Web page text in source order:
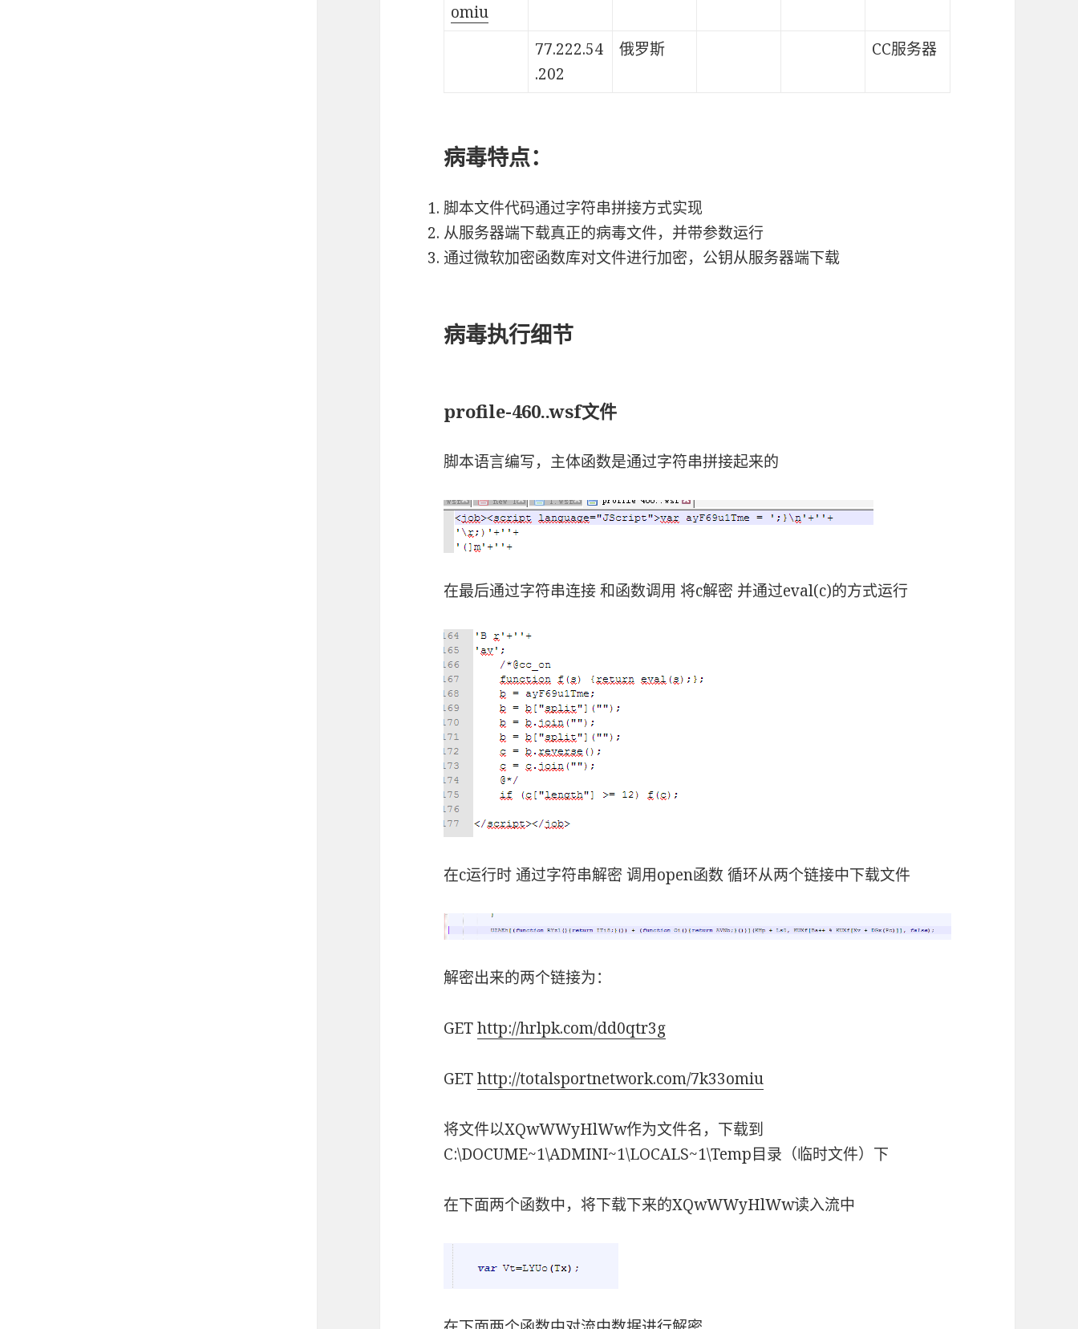
omiu
77.222.54
.202
俄罗斯 CC服务器
病毒特点：
脚本文件代码通过字符串拼接方式实现
从服务器端下载真正的病毒文件，并带参数运行
通过微软加密函数库对文件进行加密，公钥从服务器端下载
病毒执行细节
profile-460..wsf文件
脚本语言编写，主体函数是通过字符串拼接起来的
在最后通过字符串连接 和函数调用 将c解密 并通过eval(c)的方式运行
在c运行时 通过字符串解密 调用open函数 循环从两个链接中下载文件
解密出来的两个链接为：
GEThttp://hrlpk.com/dd0qtr3g
GEThttp://totalsportnetwork.com/7k33omiu
将文件以XQwWWyHlWw作为文件名，下载到
C:\DOCUME~1\ADMINI~1\LOCALS~1\Temp目录（临时文件）下
在下面两个函数中，将下载下来的XQwWWyHlWw读入流中